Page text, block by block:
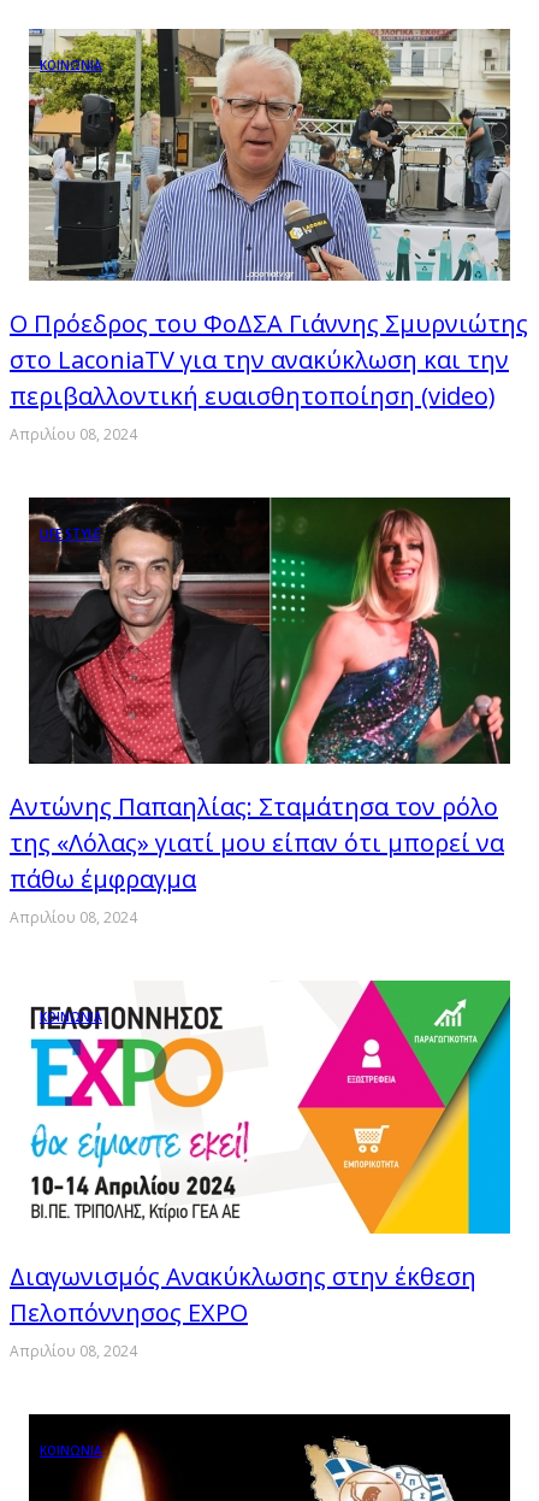
ΚΟΙΝΩΝΙΑ
Ο Πρόεδρος του ΦoΔΣΑ Γιάννης Σμυρνιώτης
στο LaconiaTV για την ανακύκλωση και την
περιβαλλοντική ευαισθητοποίηση (video)
Απριλίου 08, 2024
LIFE STYLE
Αντώνης Παπαηλίας: Σταμάτησα τον ρόλο
της «Λόλας» γιατί μου είπαν ότι μπορεί να
πάθω έμφραγμα
Απριλίου 08, 2024
ΚΟΙΝΩΝΙΑ
Διαγωνισμός Ανακύκλωσης στην έκθεση
Πελοπόννησος EXPO
Απριλίου 08, 2024
ΚΟΙΝΩΝΙΑ